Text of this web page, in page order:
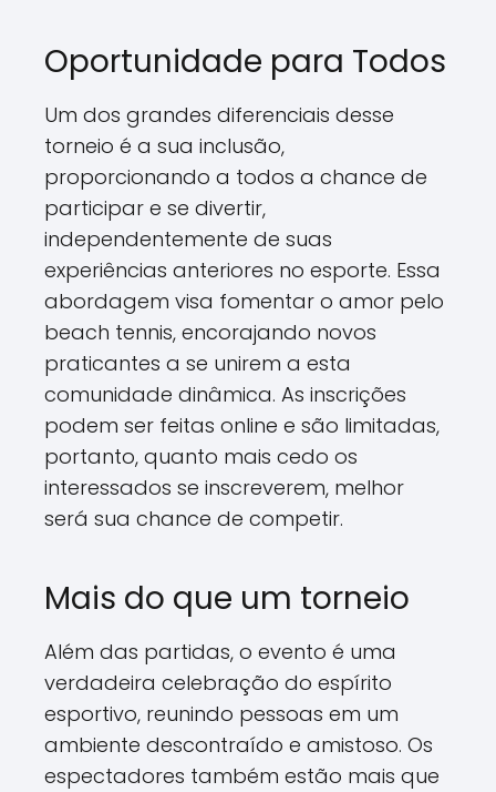
Oportunidade para Todos
Um dos grandes diferenciais desse
torneio é a sua inclusão,
proporcionando a todos a chance de
participar e se divertir,
independentemente de suas
experiências anteriores no esporte. Essa
abordagem visa fomentar o amor pelo
beach tennis, encorajando novos
praticantes a se unirem a esta
comunidade dinâmica. As inscrições
podem ser feitas online e são limitadas,
portanto, quanto mais cedo os
interessados se inscreverem, melhor
será sua chance de competir.
Mais do que um torneio
Além das partidas, o evento é uma
verdadeira celebração do espírito
esportivo, reunindo pessoas em um
ambiente descontraído e amistoso. Os
espectadores também estão mais que